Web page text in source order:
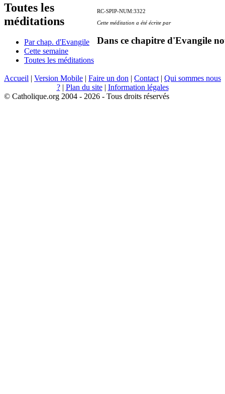
Toutes les
méditations
Par chap. d'Evangile
Cette semaine
Toutes les méditations
RC-SPIP-NUM:3322
Cette méditation a été écrite par
Dans ce chapitre d'Evangile
Accueil | Version Mobile | Faire un don | Contact | Qui sommes nous
?| Plan du site| Information légales
© Catholique.org 2004 - 2026 - Tous droits réservés